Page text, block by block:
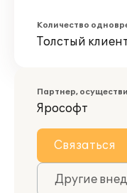
Количество
Толстый
Партнер,
Ярософт
Связаться
Другие